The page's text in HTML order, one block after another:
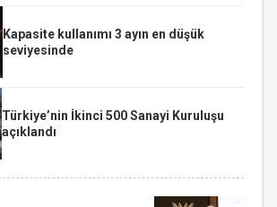
Kapasite kullanımı 3 ayın en düşük
seviyesinde
Türkiye’nin İkinci 500 Sanayi Kuruluşu
açıklandı